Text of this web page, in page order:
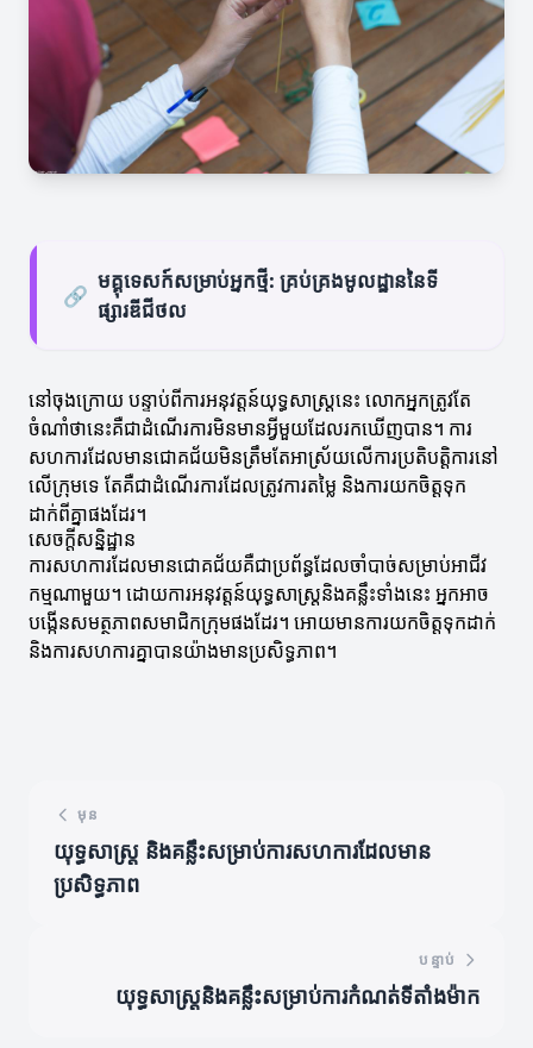
🔗
មគ្គុទេសក៍សម្រាប់អ្នកថ្មី: គ្រប់គ្រងមូលដ្ឋាននៃទី
ផ្សារឌីជីថល
នៅចុងក្រោយ បន្ទាប់ពីការអនុវត្តន៍យុទ្ធសាស្ត្រនេះ លោកអ្នកត្រូវតែ
ចំណាំថានេះគឺជាដំណើរការមិនមានអ្វីមួយដែលរកឃើញបាន។ ការ
សហការដែលមានជោគជ័យមិនត្រឹមតែអាស្រ័យលើការប្រតិបត្តិការនៅ
លើក្រុមទេ តែគឺជាដំណើរការដែលត្រូវការតម្លៃ និងការយកចិត្តទុក
ដាក់ពីគ្នាផងដែរ។
សេចក្តីសន្និដ្ឋាន
ការសហការដែលមានជោគជ័យគឺជាប្រព័ន្ធដែលចាំបាច់សម្រាប់អាជីវ
កម្មណាមួយ។ ដោយការអនុវត្តន៍យុទ្ធសាស្ត្រនិងគន្លឹះទាំងនេះ អ្នកអាច
បង្កើនសមត្ថភាពសមាជិកក្រុមផងដែរ។ អោយមានការយកចិត្តទុកដាក់
និងការសហការគ្នាបានយ៉ាងមានប្រសិទ្ធភាព។
មុន
យុទ្ធសាស្ត្រ និងគន្លឹះសម្រាប់ការសហការដែលមាន
ប្រសិទ្ធភាព
បន្ទាប់
យុទ្ធសាស្ត្រនិងគន្លឹះសម្រាប់ការកំណត់ទីតាំងម៉ាក